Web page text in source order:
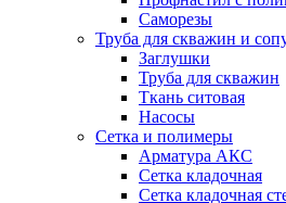
Саморезы
Труба для скважин и
Заглушки
Труба для скважин
Ткань ситовая
Насосы
Сетка и полимеры
Арматура АКС
Сетка кладочная
Сетка кладочная